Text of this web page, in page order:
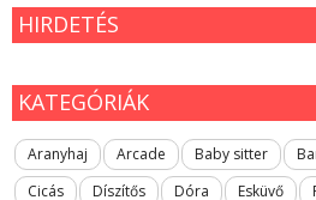
HIRDETÉS
KATEGÓRIÁK
Aranyhaj Arcade Baby sitter
Cicás
Díszítős Dóra Esküvő